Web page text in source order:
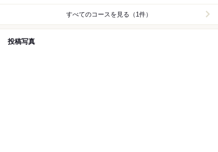
すべてのコースを見る（1件）
投稿写真